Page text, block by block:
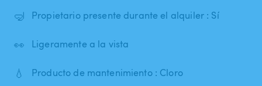
🤿 Propietario presente durante el alquiler : Sí
👀 Ligeramente a la vista
💧 Producto de mantenimiento : Cloro